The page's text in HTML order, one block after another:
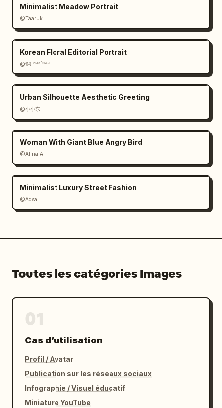
Minimalist Meadow Portrait
@Taaruk
Korean Floral Editorial Portrait
@𝟡𝟜 ᴾᴸᴬʸᶠᴼᴿᴳᴱ
Urban Silhouette Aesthetic Greeting
@小小东
Woman With Giant Blue Angry Bird
@Alina Ai
Minimalist Luxury Street Fashion
@Aqsa
Toutes les catégories Images
Cas d’utilisation
Profil / Avatar
Publication sur les réseaux sociaux
Infographie / Visuel éducatif
Miniature YouTube